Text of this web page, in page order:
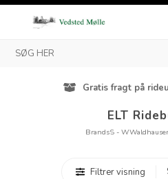
Gratis fragt på
ELT
BrandsS - W
Filtrer visning